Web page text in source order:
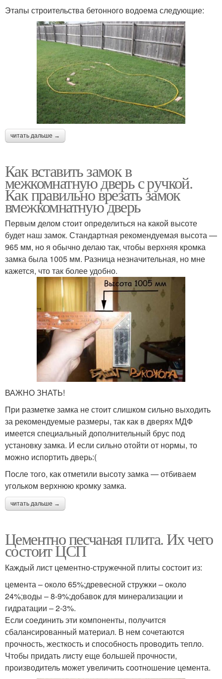
Этапы строительства бетонного водоема следующие:
читать дальше →
Как вставить замок в
межкомнатную дверь с ручкой.
Как правильно врезать замок
вмежкомнатную дверь
Первым делом стоит определиться на какой высоте
будет наш замок. Стандартная рекомендуемая высота —
965 мм, но я обычно делаю так, чтобы верхняя кромка
замка была 1005 мм. Разница незначительная, но мне
кажется, что так более удобно.
ВАЖНО ЗНАТЬ!
При разметке замка не стоит слишком сильно выходить
за рекомендуемые размеры, так как в дверях МДФ
имеется специальный дополнительный брус под
установку замка. И если сильно отойти от нормы, то
можно испортить дверь:(
После того, как отметили высоту замка — отбиваем
угольком верхнюю кромку замка.
читать дальше →
Цементно песчаная плита. Их чего
состоит ЦСП
Каждый лист цементно-стружечной плиты состоит из:
цемента – около 65%;древесной стружки – около
24%;воды – 8-9%;добавок для минерализации и
гидратации – 2-3%.
Если соединить эти компоненты, получится
сбалансированный материал. В нем сочетаются
прочность, жесткость и способность проводить тепло.
Чтобы придать листу еще большей прочности,
производитель может увеличить соотношение цемента.